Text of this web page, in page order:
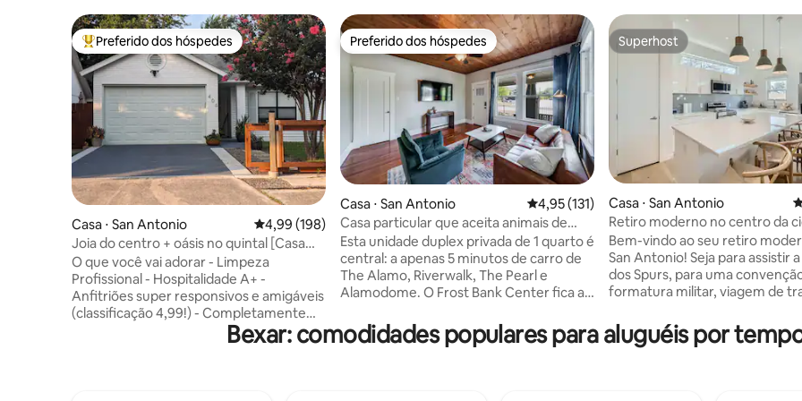
Entre os melhores preferidos dos hóspedes
Preferido dos hóspedes
Casa ⋅ San Antonio 4,99 de uma avaliação média de 5, 198 avaliações
4,99 (198)
Joia do centro + oásis no quintal [Casa
Tranquila]
O que você vai adorar - Limpeza
Profissional - Hospitalidade A+ -
Anfitriões super responsivos e amigáveis
(classificação 4,99!) - Completamente
renovado em 2023 - Cães são bem-
vindos ❤️ - 15 minutos a pé do Riverwalk
Preferido dos hóspedes
Preferido dos hóspedes
Casa ⋅ San Antonio 4,95 de uma avaliação média de 5, 131
4,95 (131)
Casa particular que aceita animais de
estimação perto do centro de San
Antonio
Esta unidade duplex privada de 1 quarto é
central: a apenas 5 minutos de carro de
The Alamo, Riverwalk, The Pearl e
Alamodome. O Frost Bank Center fica a
minutos de restaurantes da moda,
cervejarias, parques e vida noturna. O
Superhost
Superhost
Casa ⋅ San Antonio
Retiro moderno no centro da
Aceita animais de estimação |
6 pessoas
Bem-vindo ao seu retiro
San Antonio! Seja para assistir a um jogo
dos Spurs, para uma
formatura militar, viagem de
casa iluminada e confortável é
perfeito para relaxar.
Bexar: comodidades populares para aluguéis por